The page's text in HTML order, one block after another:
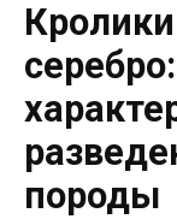
породы